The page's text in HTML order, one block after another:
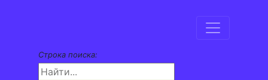
Строка поиска: